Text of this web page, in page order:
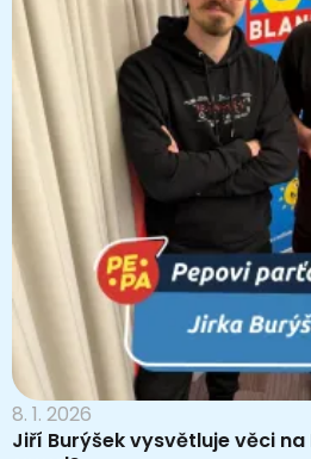
8. 1. 2026
Jiří Burýšek vysvětluje věci